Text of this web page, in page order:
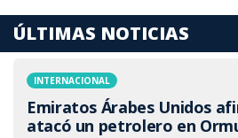
ÚLTIMAS NOTICIAS
INTERNACIONAL
Emiratos Árabes Unidos
atacó un petrolero en